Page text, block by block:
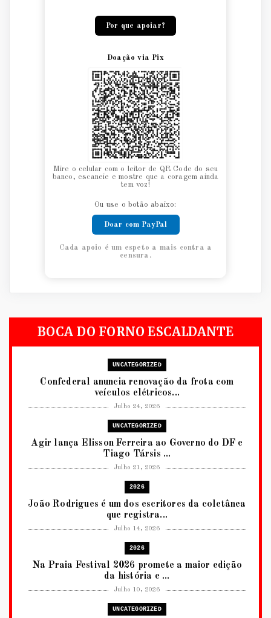
Por que apoiar?
Doação via Pix
Mire o celular com o leitor de QR Code do seu
banco, escaneie e mostre que a coragem ainda
tem voz!
Ou use o botão abaixo:
Doar com PayPal
Cada apoio é um espeto a mais contra a
censura.
BOCA DO FORNO ESCALDANTE
UNCATEGORIZED
Confederal anuncia renovação da frota com
veículos elétricos...
Julho 24, 2026
UNCATEGORIZED
Agir lança Elisson Ferreira ao Governo do DF e
Tiago Társis ...
Julho 21, 2026
2026
João Rodrigues é um dos escritores da coletânea
que registra...
Julho 14, 2026
2026
Na Praia Festival 2026 promete a maior edição
da história e ...
Julho 10, 2026
UNCATEGORIZED